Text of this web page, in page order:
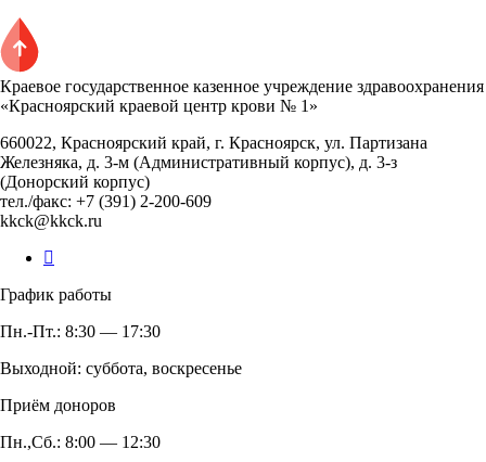
Краевое государственное казенное учреждение здравоохранения
«Красноярский краевой центр крови № 1»
660022, Красноярский край, г. Красноярск, ул. Партизана
Железняка, д. 3-м (Административный корпус), д. 3-з
(Донорский корпус)
тел./факс: +7 (391) 2-200-609
kkck@kkck.ru
График работы
Пн.-Пт.: 8:30 — 17:30
Выходной: суббота, воскресенье
Приём доноров
Пн.,Сб.: 8:00 — 12:30